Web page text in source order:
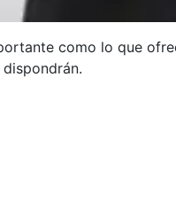
como lo que